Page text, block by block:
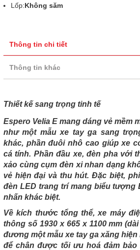
Lốp:Không săm
Thông tin chi tiết
Thông tin khác
Thiết kế sang trọng tinh tế
Espero Velia E mang dáng vẻ mềm
như một mẫu xe tay ga sang
khác, phần đuôi nhô cao giúp xe
cá tính. Phần đầu xe, đèn pha với
xảo cùng cụm đèn xi nhan dạng
vẻ hiện đại và thu hút. Đặc biệt,
đèn LED trang trí mang biểu tượng
nhấn khác biệt.
Về kích thước tổng thể, xe máy
thông số 1930 x 665 x 1100 mm
đương một mẫu xe tay ga xăng hiện
để chân được tối ưu hoá đảm